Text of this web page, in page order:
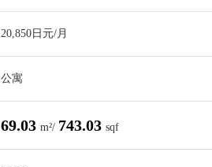
20,850日元/月
公寓
69.03 m²/ 743.03 sqf